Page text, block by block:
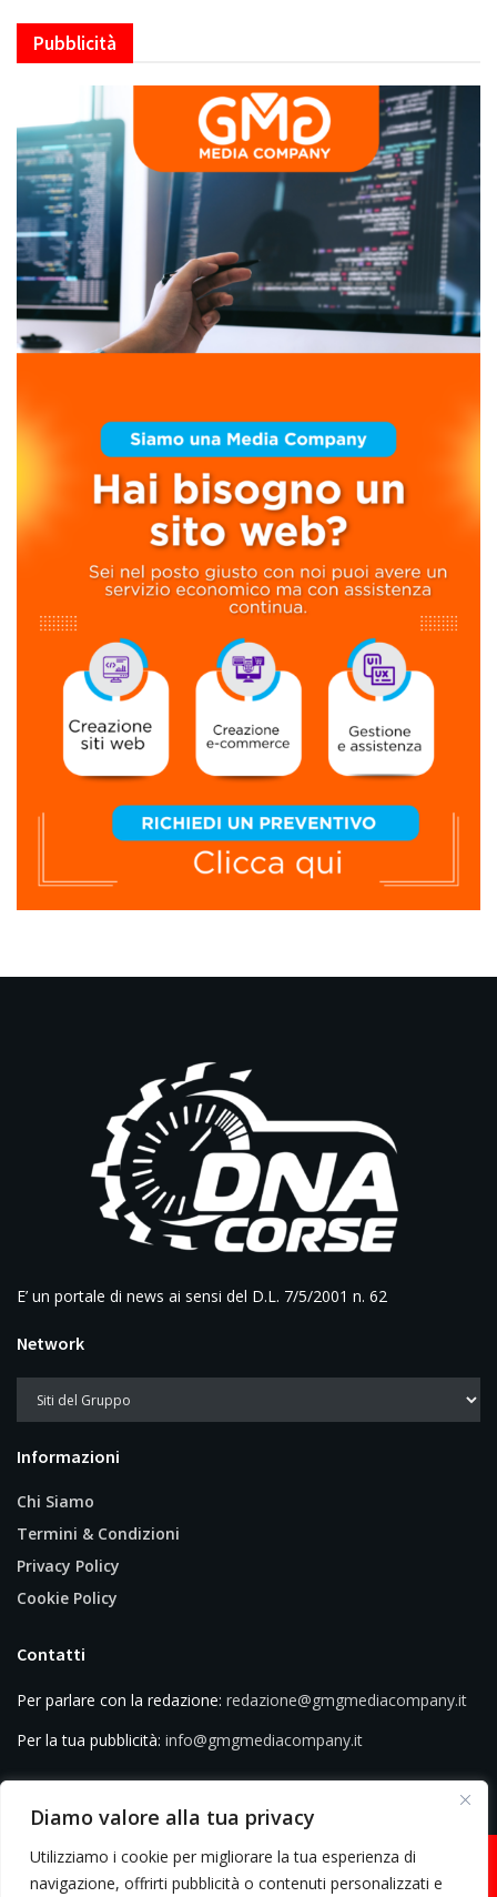
Diamo valore alla tua privacy
Utilizziamo i cookie per migliorare la tua esperienza di
navigazione, offrirti pubblicità o contenuti personalizzati e
Pubblicità
E’ un portale di news ai sensi del D.L. 7/5/2001 n. 62
Network
Informazioni
Chi Siamo
Termini & Condizioni
Privacy Policy
Cookie Policy
Contatti
Per parlare con la redazione: redazione@gmgmediacompany.it
Per la tua pubblicità: info@gmgmediacompany.it